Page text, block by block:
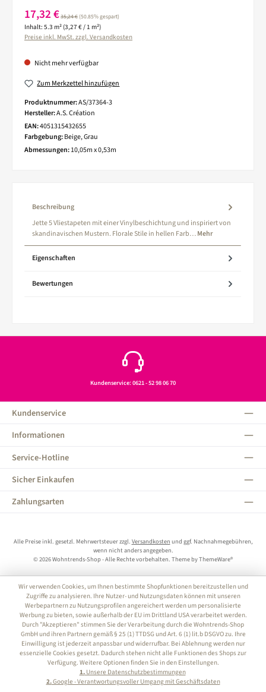
Verkaufspreis:
17,32 €Regulärer Preis:
35,24 €(50.85% gespart)
Inhalt: 5.3 m² (3,27 € / 1 m²)
Preise inkl. MwSt. zzgl. Versandkosten
Nicht mehr verfügbar
Zum Merkzettel hinzufügen
Produktnummer:AS/37364-3
Hersteller:A.S. Création
EAN:4051315432655
Farbgebung:Beige, Grau
Abmessungen:10,05m x 0,53m
Beschreibung
Jette 5 Vliestapeten mit einer Vinylbeschichtung und inspiriert von
skandinavischen Mustern. Florale Stile in hellen Farb…Mehr
Eigenschaften
Bewertungen
Kundenservice: 0621 - 52 98 06 70
Kundenservice
Informationen
Service-Hotline
Sicher Einkaufen
Zahlungsarten
Alle Preise inkl. gesetzl. Mehrwertsteuer zzgl. Versandkosten und ggf. Nachnahmegebühren,
wenn nicht anders angegeben.
© 2026 Wohntrends-Shop - Alle Rechte vorbehalten. Theme byThemeWare®
Wir verwenden Cookies, um Ihnen bestimmte Shopfunktionen bereitzustellen und
Zugriffe zu analysieren. Ihre Nutzer- und Nutzungsdaten können mit unseren
Werbepartnern zu Nutzungsprofilen angereichert werden um personalisierte
Werbung zu bieten, sowie außerhalb der EU im Drittland USA verarbeitet werden.
Durch "Akzeptieren" stimmen Sie der Verarbeitung durch die Wohntrends-Shop
GmbH und ihren Partnern gemäß § 25 (1) TTDSG und Art. 6 (1) lit.b DSGVO zu. Ihre
Einwilligung ist jederzeit anpassbar und widerrufbar. Bei Ablehnung werden nur
essenzielle Cookies gesetzt. Dadurch stehen nicht alle Funktionen des Shops zur
Verfügung. Weitere Optionen finden Sie in den Einstellungen.
1.Unsere Datenschutzbestimmungen
2.Google - Verantwortungsvoller Umgang mit Geschäftsdaten